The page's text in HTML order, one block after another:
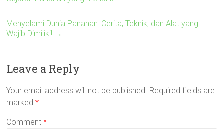
Menyelami Dunia Panahan: Cerita, Teknik, dan Alat yang
Wajib Dimiliki! →
Leave a Reply
Your email address will not be published. Required fields are
marked*
Comment*